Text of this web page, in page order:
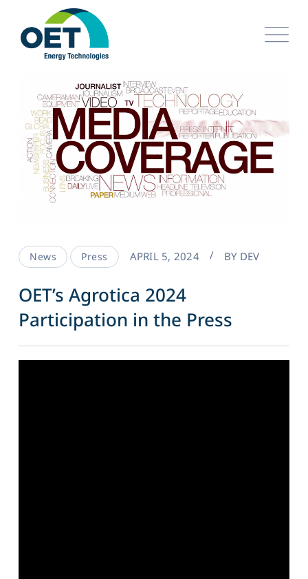
content
News Press APRIL 5, 2024 BY DEV
OET’s Agrotica 2024
Participation in the Press